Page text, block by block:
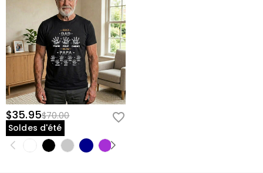
$35.95$70.00
Soldes d'été